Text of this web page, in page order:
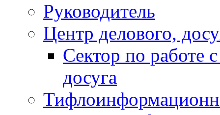
Руководитель
Центр делового,
Сектор по работе
досуга